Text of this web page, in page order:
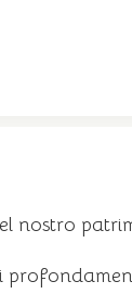
nostro